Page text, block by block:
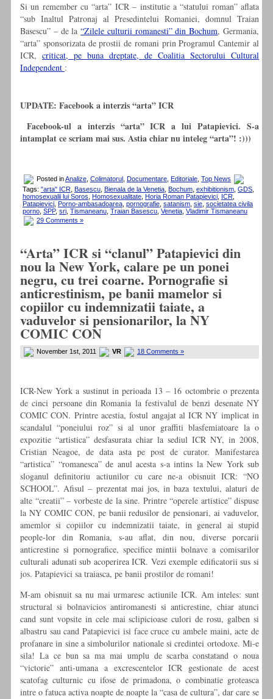
Si un remember cu “arta” ICR – institutie a “statului roman” aflata
“sub Inaltul Patronaj al Presedintelui Romaniei, domnul Traian
Basescu” – de la“Zilele culturii romanesti” din Bochum, Germania,
“arta” sponsorizata de prostii de romani prin Programul Cantemir al
ICR, criticat, pe buna dreptate, de Coalitia Sectorului Cultural
Independent :
UPDATE: Facebook a interzis “arta” ICR
Facebook-ul a interzis “arta” ICR a lui Patapievici. S-a
intamplat ce scriam mai sus. Astia chiar nu inteleg “arta”! :)))
Posted inAnalize Colimatorul Documentare Editoriale Top News
Tags: "arta" ICR Basescu Bienala de la Venetia Bochum exhibitionism GDS
homosexualii lui Soros
Homosexualitate Horia Roman Patapievici ICR
Patapievici
Porno-ambasadoarea pornografie satanism sie societatea civila
porno SPP, sri Tismaneanu Traian Basescu Venetia Vladimir Tismaneanu
29 Comments »
“Arta” ICR si “clanul” Patapievici din
nou la New York, calare pe un ponei
negru, cu trei coarne. Pornografie si
anticrestinism, pe banii mamelor si
copiilor cu indemnizatii taiate, a
vaduvelor si pensionarilor, la NY
COMIC CON
November 1st, 2011 VR 18 Comments »
ICR-New York a sustinut in perioada 13 – 16 octombrie o prezenta
de cinci persoane din Romania la festivalul de benzi desenate NY
COMIC CON. Printre acestia, fostul angajat al ICR NY implicat in
scandalul “poneiului roz” si al unor graffiti blasfemiatoare la o
expozitie “artistica” desfasurata chiar la sediul ICR NY, in 2008,
Cristian Neagoe, de data asta pe post de curator. Manifestarea
“artistica” “romanesca” de anul acesta s-a intins la New York sub
sloganul definitoriu actiunilor cu care ne-a obisnuit ICR: “NO
SCHOOL”. Afisul – prezentat mai jos, in baza textului, alaturi de
alte “creatii” – vorbeste de la sine. Printre “operele artistice” dispuse
la NY COMIC CON, pe banii redusilor de pensionari, ai vaduvelor,
amemlor si copiilor cu indemnizatii taiate, in general ai stupid
people-lor din Romania, s-au aflat, din nou, diverse porcarii
anticrestine si pornografice, specifice mintii bolnave a comisarilor
culturali adunati sub acoperirea ICR. Vezi exemple edificatorii sus si
jos. Patapievici sa traiasca, pe banii prostilor de romani!
M-am obisnuit sa nu mai urmaresc actiunile ICR. Am inteles: sunt
structural si bolnavicios antiromanesti si anticrestine, chiar atunci
cand sunt vopsite in cele mai sclipicioase culori de rosu, galben si
albastru sau cand Patapievici isi face cruce cu ambele maini, acte de
profanare in sine a simbolurilor nationale si credintei ortodoxe. Mi-e
sila! La ce bun sa ma mai umplu de scarba constatand o noua
“victorie” anti-umana a excrescentelor ICR gestionate de acest
scatofag culturnic cu ifose de primadona, o combinatie groteasca
intre o fatuca activa noapte de noapte la “casa de cultura”, dar care se